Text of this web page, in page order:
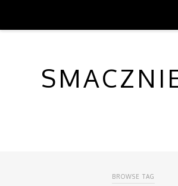
BROWSE TAG